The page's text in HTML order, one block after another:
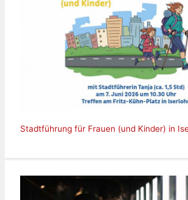
Stadtführung für Frauen (und Kinder) in